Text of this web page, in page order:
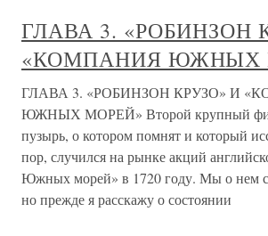
ГЛАВА 3. «РОБИНЗОН
«КОМПАНИЯ ЮЖНЫХ
ГЛАВА 3. «РОБИНЗОН КРУЗО» И
ЮЖНЫХ МОРЕЙ» Второй крупный
пузырь, о котором помнят и который
пор, случился на рынке акций
Южных морей» в 1720 году. Мы о нем
но прежде я расскажу о состоянии